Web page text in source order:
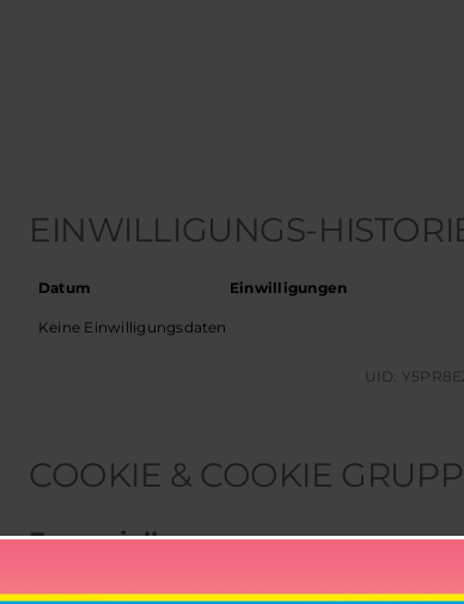
EINWILLIGUNGS-
Datum Einwilligungen
Keine Einwilligungsdaten
UID:
COOKIE & COOKIE
Essenziell
Essenzielle Services ermöglichen grundlegende